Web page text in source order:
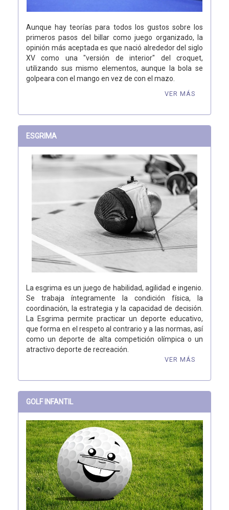
Aunque hay teorías para todos los gustos sobre los
primeros pasos del billar como juego organizado, la
opinión más aceptada es que nació alrededor del siglo
XV como una "versión de interior" del croquet,
utilizando sus mismo elementos, aunque la bola se
golpeara con el mango en vez de con el mazo.
VER MÁS
ESGRIMA
La esgrima es un juego de habilidad, agilidad e ingenio.
Se trabaja íntegramente la condición física, la
coordinación, la estrategia y la capacidad de decisión.
La Esgrima permite practicar un deporte educativo,
que forma en el respeto al contrario y a las normas, así
como un deporte de alta competición olímpica o un
atractivo deporte de recreación.
VER MÁS
GOLF INFANTIL